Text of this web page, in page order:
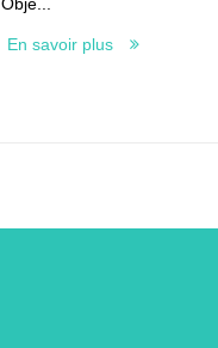
En savoir plus